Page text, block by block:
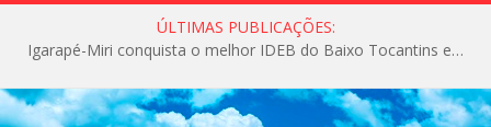
ÚLTIMAS PUBLICAÇÕES:
Igarapé-Miri conquista o melhor IDEB do Baixo Tocantins e avança na qualidade da educação pública